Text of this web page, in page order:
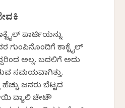
ಪಾರ್ಟಿಯನ್ನು
ಗುಂಪಿನೊಂದಿಗೆ ಕಾಕ್ಟೈಲ್
ಅಲ್ಲ. ಬದಲಿಗೆ ಅದು
ಸಮಯವಾಗಿತ್ತು.
ಹೆಚ್ಚು ಜನರು ಬೆಟ್ಟದ
ವ್ಯಾಲಿ ಚೇಟೌ